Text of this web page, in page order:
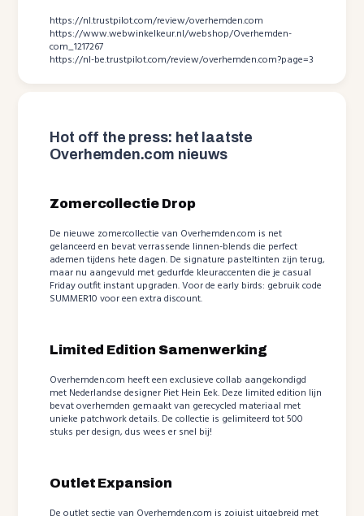
https://nl.trustpilot.com/review/overhemden.com
https://www.webwinkelkeur.nl/webshop/Overhemden-
com_1217267
https://nl-be.trustpilot.com/review/overhemden.com?page=3
Hot off the press: het laatste
Overhemden.com nieuws
Zomercollectie Drop
De nieuwe zomercollectie van Overhemden.com is net
gelanceerd en bevat verrassende linnen-blends die perfect
ademen tijdens hete dagen. De signature pasteltinten zijn terug,
maar nu aangevuld met gedurfde kleuraccenten die je casual
Friday outfit instant upgraden. Voor de early birds: gebruik code
SUMMER10 voor een extra discount.
Limited Edition Samenwerking
Overhemden.com heeft een exclusieve collab aangekondigd
met Nederlandse designer Piet Hein Eek. Deze limited edition lijn
bevat overhemden gemaakt van gerecycled materiaal met
unieke patchwork details. De collectie is gelimiteerd tot 500
stuks per design, dus wees er snel bij!
Outlet Expansion